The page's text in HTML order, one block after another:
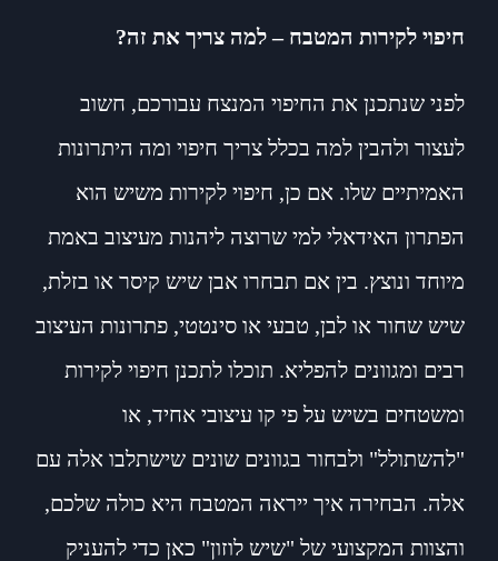
חיפוי לקירות המטבח – למה צריך את זה?
לפני שנתכנן את החיפוי המנצח עבורכם, חשוב
לעצור ולהבין למה בכלל צריך חיפוי ומה היתרונות
האמיתיים שלו. אם כן, חיפוי לקירות משיש הוא
הפתרון האידאלי למי שרוצה ליהנות מעיצוב באמת
מיוחד ונוצץ. בין אם תבחרו אבן שיש קיסר או בזלת,
שיש שחור או לבן, טבעי או סינטטי, פתרונות העיצוב
רבים ומגוונים להפליא. תוכלו לתכנן חיפוי לקירות
ומשטחים בשיש על פי קו עיצובי אחיד, או
"להשתולל" ולבחור בגוונים שונים שישתלבו אלה עם
אלה. הבחירה איך ייראה המטבח היא כולה שלכם,
והצוות המקצועי של "שיש לוזון" כאן כדי להעניק